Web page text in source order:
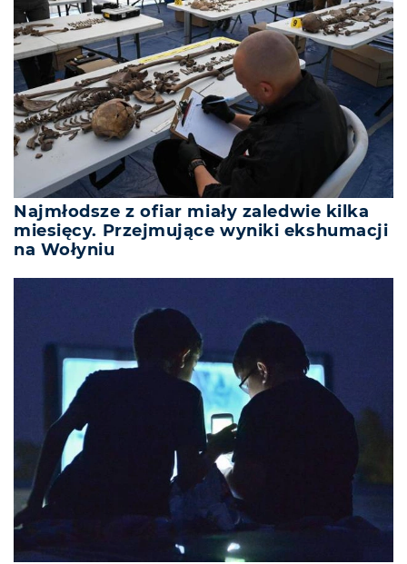
Najmłodsze z ofiar miały zaledwie kilka
miesięcy. Przejmujące wyniki ekshumacji
na Wołyniu